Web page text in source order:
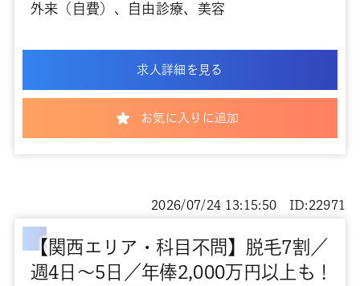
外来（自費）、自由診療、美容
求人詳細を見る
お気に入りに追加
【関西エリア・科目不問】脱毛7割／
週4日～5日／年俸2,000万円以上も！
2026/07/24 13:15:50 ID:22971